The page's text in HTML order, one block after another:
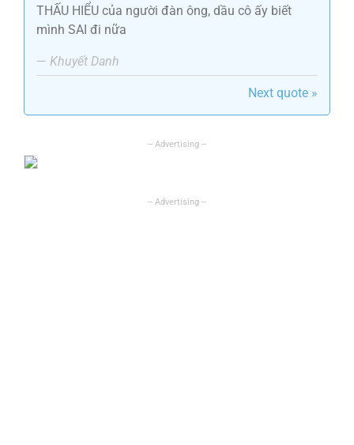
THẤU HIỂU của người đàn ông, dầu cô ấy biết
mình SAI đi nữa
— Khuyết Danh
Next quote »